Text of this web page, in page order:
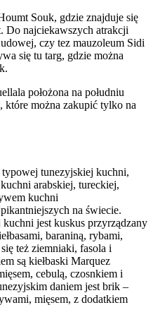
Souk, gdzie znajduje się
Do najciekawszych atrakcji
czy tez mauzoleum Sidi
się tu targ, gdzie można
położona na południu
które można zakupić tylko na
tunezyjskiej kuchni,
arabskiej, tureckiej,
kuchni
na świecie.
jest kuskus przyrządzany
baraniną, rybami,
też ziemniaki, fasola i
są kiełbaski Marquez
cebulą, czosnkiem i
daniem jest brik –
mięsem, z dodatkiem